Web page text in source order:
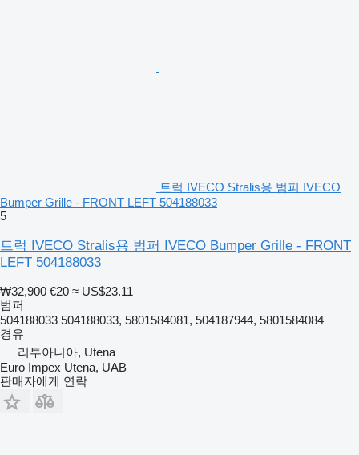
트럭 IVECO Stralis용 범퍼 IVECO
Bumper Grille - FRONT LEFT 504188033
5
트럭 IVECO Stralis용 범퍼 IVECO Bumper Grille - FRONT
LEFT 504188033
₩32,900 €20 ≈ US$23.11
범퍼
504188033 504188033, 5801584081, 504187944, 5801584084
경유
리투아니아, Utena
Euro Impex Utena, UAB
판매자에게 연락